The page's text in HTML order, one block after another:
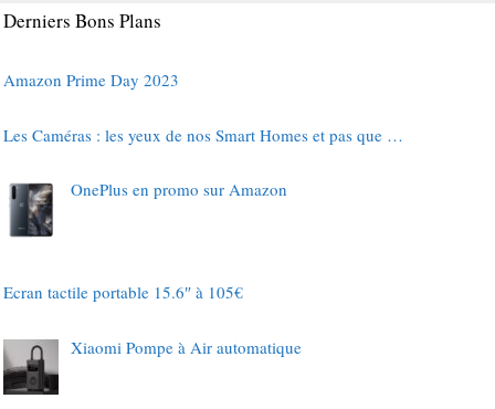
Derniers Bons Plans
Amazon Prime Day 2023
Les Caméras : les yeux de nos Smart Homes et pas que …
OnePlus en promo sur Amazon
Ecran tactile portable 15.6″ à 105€
Xiaomi Pompe à Air automatique